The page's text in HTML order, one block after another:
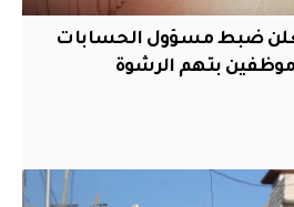
ضبط مسؤول الحسابات
بتهم الرشوة